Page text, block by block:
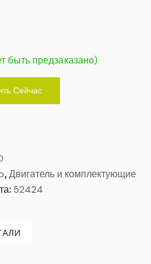
быть предзаказано)
Сейчас
, Двигатель и комплектующие
52424